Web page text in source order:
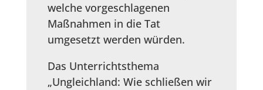
welche vorgeschlagenen
Maßnahmen in die Tat
umgesetzt werden würden.
Das Unterrichtsthema
„Ungleichland: Wie schließen wir